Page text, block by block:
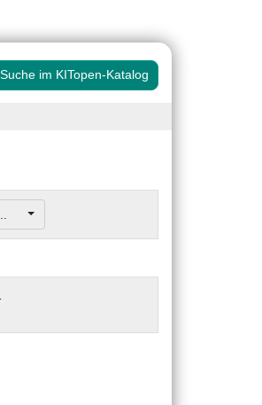
Suche im KITopen-Katalog
...